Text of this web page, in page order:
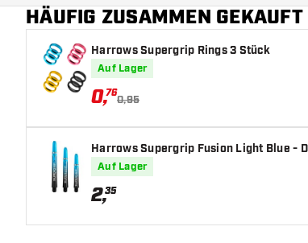
HÄUFIG ZUSAMMEN
Harrows Supergrip Rings 3 Stück
Auf Lager
0,76
0,95
Harrows Supergrip Fusion Light Blue -
Auf Lager
2,35